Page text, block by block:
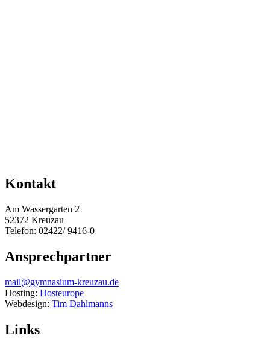
Kontakt
Am Wassergarten 2
52372 Kreuzau
Telefon: 02422/ 9416-0
Ansprechpartner
mail@gymnasium-kreuzau.de
Hosting: Hosteurope
Webdesign: Tim Dahlmanns
Links